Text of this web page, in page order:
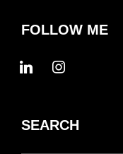
FOLLOW ME
linkedin instagram
SEARCH